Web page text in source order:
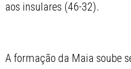
aos insulares (46-32).
A formação da Maia soube